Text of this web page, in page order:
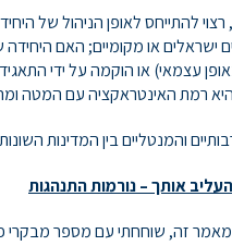
להתייחס לאופן הניהול של
ישראלים או מקומיים; האם
עצמאי) או הוקמה על ידי
רמת האינטראקציה עם המטה
והמנטליים בין המדינות
אותך – נורמות התנהגות
זה, שוחחתי עם מספר מבקרי